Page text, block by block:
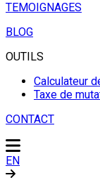
TEMOIGNAGES
BLOG
OUTILS
Calculateur
Taxe de
CONTACT
EN